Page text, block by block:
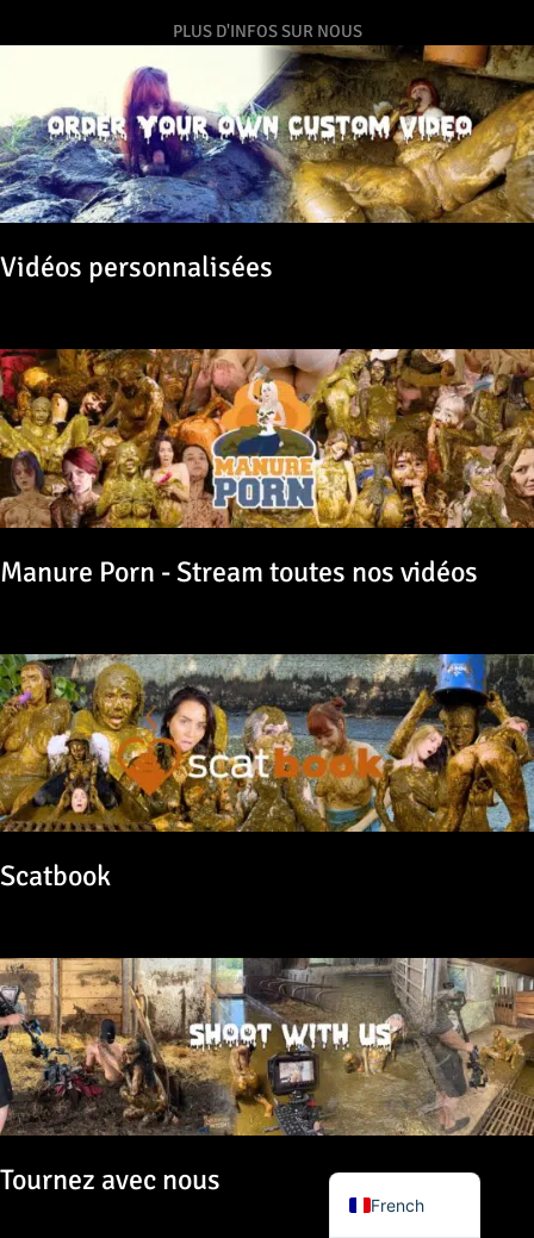
PLUS D'INFOS SUR NOUS
Vidéos personnalisées
Manure Porn - Stream toutes nos vidéos
Scatbook
Tournez avec nous
French
German
Spanish
Italian
Portuguese
Japanese